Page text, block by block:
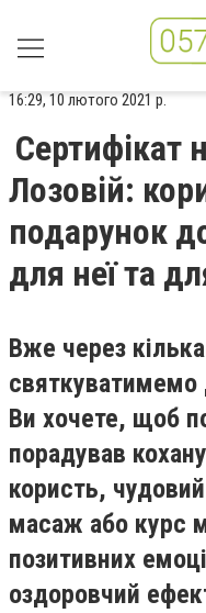
16:29, 10 лютого 2021 р.
Сертифікат
Лозовій:
подарунок
для неї та
Вже через
Ви хочете, щоб
порадував
користь,
масаж або курс
позитивних
оздоровчий